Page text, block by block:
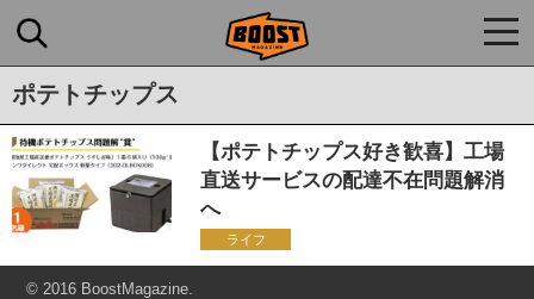
ポテトチップス
【ポテトチップス好き歓喜】工場
直送サービスの配達不在問題解消
へ
ライフ
© 2016 BoostMagazine.